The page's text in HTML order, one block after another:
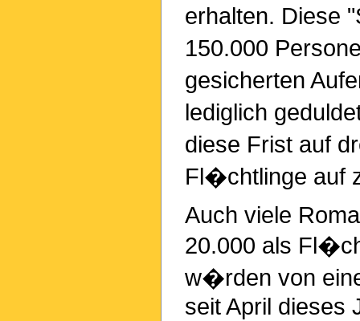
erhalten. Diese
150.000
gesicherten
lediglich
diese Frist auf
Fl�chtlinge auf
Auch viele
20.000 als
w�rden von
seit April dieses